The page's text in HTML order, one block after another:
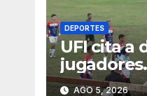
DEPORTES
UFI cita a
jugadores
AGO 5, 2026